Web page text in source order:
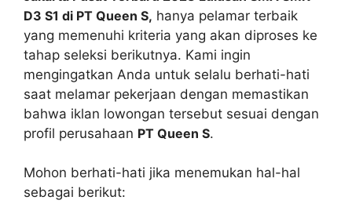
D3 S1 di PT Queen S, hanya pelamar terbaik
yang memenuhi kriteria yang akan diproses ke
tahap seleksi berikutnya. Kami ingin
mengingatkan Anda untuk selalu berhati-hati
saat melamar pekerjaan dengan memastikan
bahwa iklan lowongan tersebut sesuai dengan
profil perusahaan PT Queen S.
Mohon berhati-hati jika menemukan hal-hal
sebagai berikut: